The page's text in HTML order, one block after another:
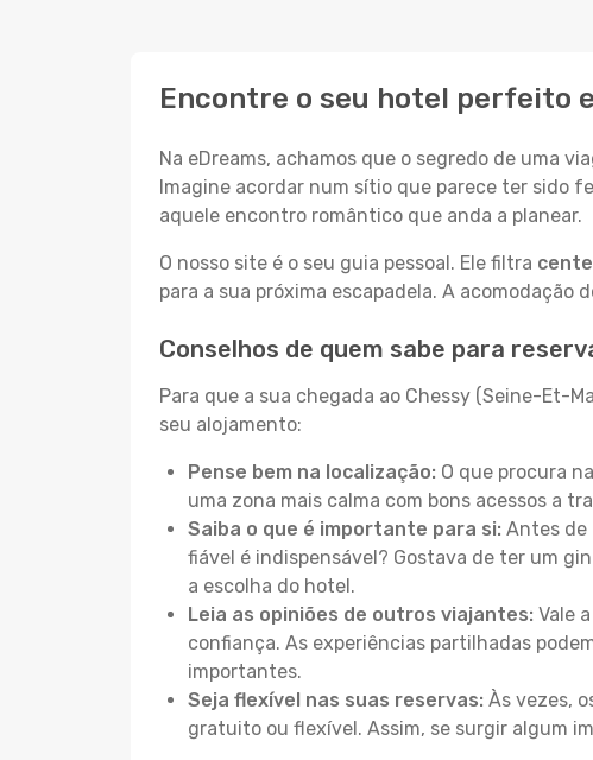
Encontre o seu hotel perfeito
Na eDreams, achamos que o segredo de uma
Imagine acordar num sítio que parece ter sido
aquele encontro romântico que anda a planear.
O nosso site é o seu guia pessoal. Ele filtra
para a sua próxima escapadela. A acomodação
Conselhos de quem sabe para
Para que a sua chegada ao Chessy (Seine-Et-
seu alojamento:
Pense bem na localização: O que procura
uma zona mais calma com bons acessos a
Saiba o que é importante para si: Antes de
fiável é indispensável? Gostava de ter um
a escolha do hotel.
Leia as opiniões de outros viajantes: Vale
confiança. As experiências partilhadas
importantes.
Seja flexível nas suas reservas: Às vezes,
gratuito ou flexível. Assim, se surgir algum